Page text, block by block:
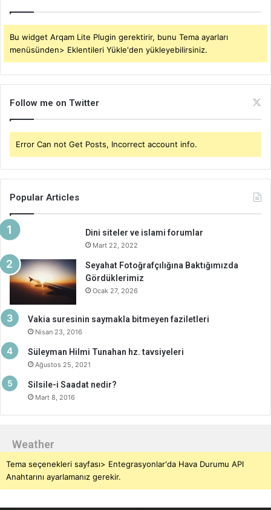
Bu widget Arqam Lite Plugin gerektirir, bunu Tema ayarları
menüsünden> Eklentileri Yükle'den yükleyebilirsiniz.
Follow me on Twitter
Error Can not Get Posts, Incorrect account info.
Popular Articles
Dini siteler ve islami forumlar
Mart 22, 2022
Seyahat Fotoğrafçılığına Baktığımızda
Gördüklerimiz
Ocak 27, 2026
Vakia suresinin saymakla bitmeyen faziletleri
Nisan 23, 2016
Süleyman Hilmi Tunahan hz. tavsiyeleri
Ağustos 25, 2021
Silsile-i Saadat nedir?
Mart 8, 2016
Weather
Tema seçenekleri sayfası> Entegrasyonlar'da Hava Durumu API
Anahtarını ayarlamanız gerekir.